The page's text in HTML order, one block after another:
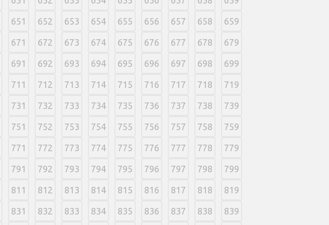
651 652 653 654 655 656 657 658 659
671 672 673 674 675 676 677 678 679
691 692 693 694 695 696 697 698 699
711 712 713 714 715 716 717 718 719
731 732 733 734 735 736 737 738 739
751 752 753 754 755 756 757 758 759
771 772 773 774 775 776 777 778 779
791 792 793 794 795 796 797 798 799
811 812 813 814 815 816 817 818 819
831 832 833 834 835 836 837 838 839